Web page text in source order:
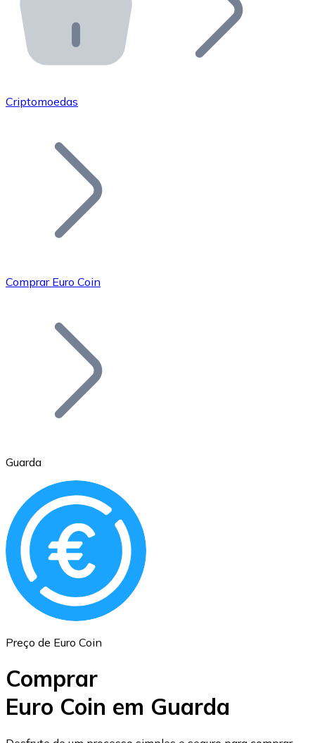
API Bitnovo
Integre nossa API no seu ecossistema.
Junte-se à nossa rede de revendedores e comercialize
Adicione o token do seu projeto ao nosso serviço de
Bitcoin
Ethereum
ETH
USD Coin
Criptomoedas
Comprar Euro Coin
Guarda
Preço de Euro Coin
Comprar
Euro Coin em Guarda